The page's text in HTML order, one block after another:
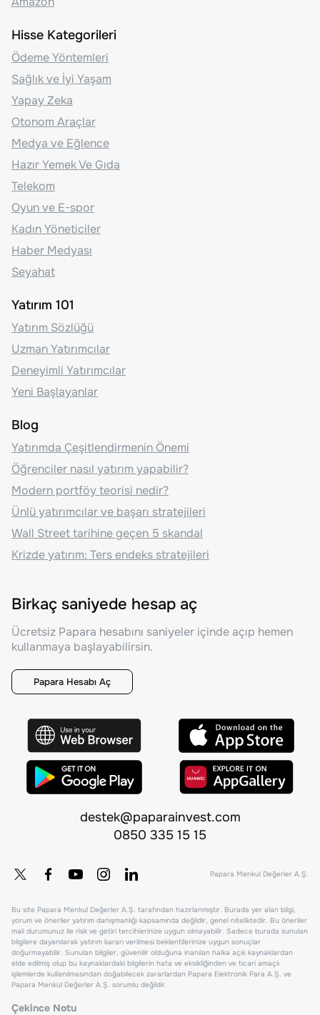
Hisse Kategorileri
Ödeme Yöntemleri
Sağlık ve İyi Yaşam
Yapay Zeka
Otonom Araçlar
Medya ve Eğlence
Hazır Yemek Ve Gıda
Telekom
Oyun ve E-spor
Kadın Yöneticiler
Haber Medyası
Seyahat
Yatırım 101
Yatırım Sözlüğü
Uzman Yatırımcılar
Deneyimli Yatırımcılar
Yeni Başlayanlar
Blog
Yatırımda Çeşitlendirmenin Önemi
Öğrenciler nasıl yatırım yapabilir?
Modern portföy teorisi nedir?
Ünlü yatırımcılar ve başarı stratejileri
Wall Street tarihine geçen 5 skandal
Krizde yatırım: Ters endeks stratejileri
Birkaç saniyede hesap aç
Ücretsiz Papara hesabını saniyeler içinde açıp hemen
kullanmaya başlayabilirsin.
Papara Hesabı Aç
destek@paparainvest.com
0850 335 15 15
Papara Menkul Değerler A.Ş.
Bu site Papara Menkul Değerler A.Ş. tarafından hazırlanmıştır. Burada yer alan bilgi,
yorum ve öneriler yatırım danışmanlığı kapsamında değildir, genel niteliktedir. Bu öneriler
mali durumunuz ile risk ve getiri tercihlerinize uygun olmayabilir. Sadece burada sunulan
bilgilere dayanılarak yatırım kararı verilmesi beklentilerinize uygun sonuçlar
doğurmayabilir. Sunulan bilgiler, güvenilir olduğuna inanılan halka açık kaynaklardan
elde edilmiş olup bu kaynaklardaki bilgilerin hata ve eksikliğinden ve ticari amaçlı
işlemlerde kullanılmasından doğabilecek zararlardan Papara Elektronik Para A.Ş. ve
Papara Menkul Değerler A.Ş. sorumlu değildir.
Çekince Notu